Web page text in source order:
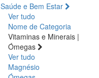
Saúde e Bem Estar
Ver tudo
Nome de Categoria
Vitaminas e Minerais |
Ómegas
Ver tudo
Magnésio